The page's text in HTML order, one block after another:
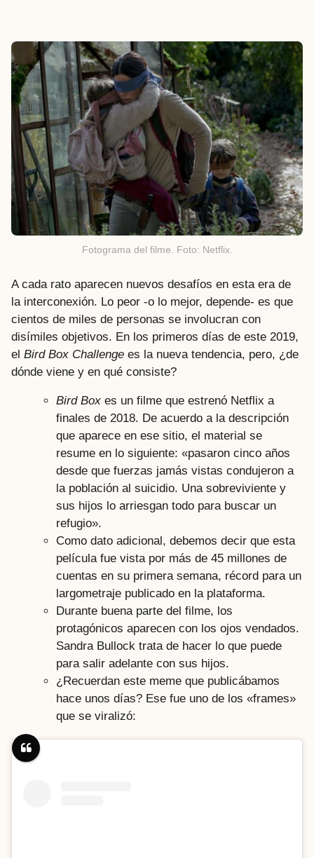
Fotograma del filme. Foto: Netflix.
A cada rato aparecen nuevos desafíos en esta era de
la interconexión. Lo peor -o lo mejor, depende- es que
cientos de miles de personas se involucran con
disímiles objetivos. En los primeros días de este 2019,
el Bird Box Challenge es la nueva tendencia, pero, ¿de
dónde viene y en qué consiste?
Bird Boxes un filme que estrenó Netflix a
finales de 2018. De acuerdo a la descripción
que aparece en ese sitio, el material se
resume en lo siguiente: «pasaron cinco años
desde que fuerzas jamás vistas condujeron a
la población al suicidio. Una sobreviviente y
sus hijos lo arriesgan todo para buscar un
refugio».
Como dato adicional, debemos decir que esta
película fue vista por más de 45 millones de
cuentas en su primera semana, récord para un
largometraje publicado en la plataforma.
Durante buena parte del filme, los
protagónicos aparecen con los ojos vendados.
Sandra Bullock trata de hacer lo que puede
para salir adelante con sus hijos.
¿Recuerdan este meme que publicábamos
hace unos días? Ese fue uno de los «frames»
que se viralizó: